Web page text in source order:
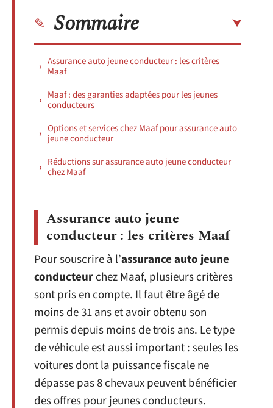
Sommaire
Assurance auto jeune conducteur : les critères
Maaf
Maaf : des garanties adaptées pour les jeunes
conducteurs
Options et services chez Maaf pour assurance auto
jeune conducteur
Réductions sur assurance auto jeune conducteur
chez Maaf
Assurance auto jeune
conducteur : les critères Maaf
Pour souscrire à l’assurance auto jeune
conducteurchez Maaf, plusieurs critères
sont pris en compte. Il faut être âgé de
moins de 31 ans et avoir obtenu son
permis depuis moins de trois ans. Le type
de véhicule est aussi important : seules les
voitures dont la puissance fiscale ne
dépasse pas 8 chevaux peuvent bénéficier
des offres pour jeunes conducteurs.